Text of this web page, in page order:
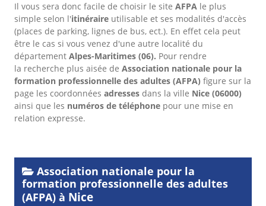
Il vous sera donc facile de choisir le site AFPA le plus
simple selon l'itinéraire utilisable et ses modalités d'accès
(places de parking, lignes de bus, ect.). En effet cela peut
être le cas si vous venez d'une autre localité du
département Alpes-Maritimes (06). Pour rendre
la recherche plus aisée de Association nationale pour la
formation professionnelle des adultes (AFPA) figure sur la
page les coordonnées adresses dans la ville Nice (06000)
ainsi que les numéros de téléphone pour une mise en
relation expresse.
Association nationale pour la
formation professionnelle des adultes
(AFPA) à Nice